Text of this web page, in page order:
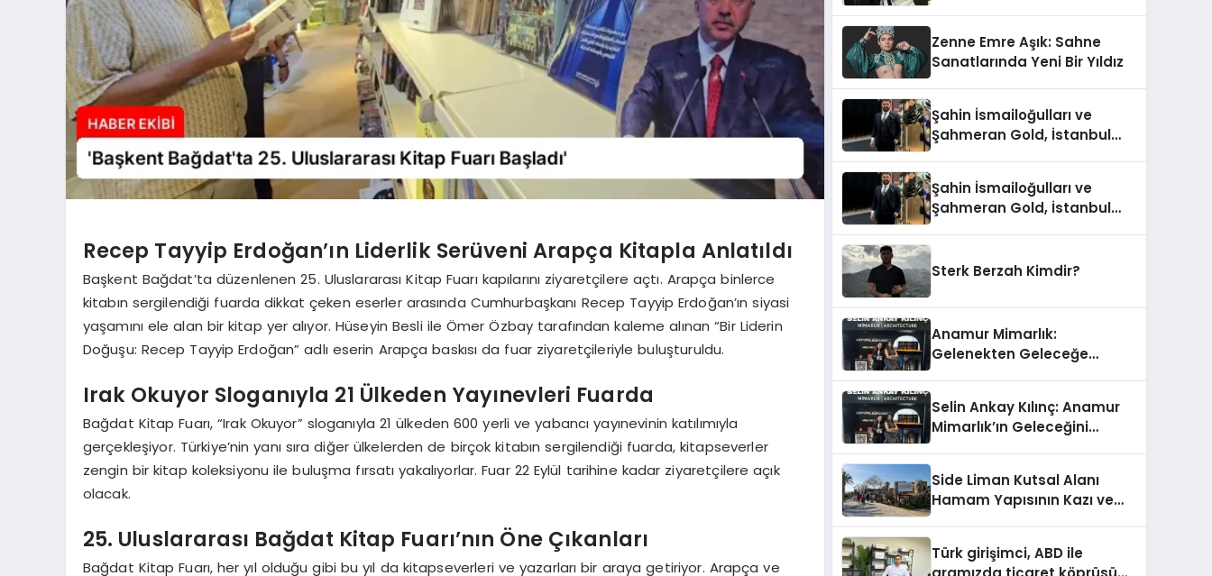
Recep Tayyip Erdoğan’ın Liderlik Serüveni Arapça Kitapla Anlatıldı
Başkent Bağdat’ta düzenlenen 25. Uluslararası Kitap Fuarı kapılarını ziyaretçilere açtı. Arapça binlerce
kitabın sergilendiği fuarda dikkat çeken eserler arasında Cumhurbaşkanı Recep Tayyip Erdoğan’ın siyasi
yaşamını ele alan bir kitap yer alıyor. Hüseyin Besli ile Ömer Özbay tarafından kaleme alınan “Bir Liderin
Doğuşu: Recep Tayyip Erdoğan” adlı eserin Arapça baskısı da fuar ziyaretçileriyle buluşturuldu.
Irak Okuyor Sloganıyla 21 Ülkeden Yayınevleri Fuarda
Bağdat Kitap Fuarı, “Irak Okuyor” sloganıyla 21 ülkeden 600 yerli ve yabancı yayınevinin katılımıyla
gerçekleşiyor. Türkiye’nin yanı sıra diğer ülkelerden de birçok kitabın sergilendiği fuarda, kitapseverler
zengin bir kitap koleksiyonu ile buluşma fırsatı yakalıyorlar. Fuar 22 Eylül tarihine kadar ziyaretçilere açık
olacak.
25. Uluslararası Bağdat Kitap Fuarı’nın Öne Çıkanları
Bağdat Kitap Fuarı, her yıl olduğu gibi bu yıl da kitapseverleri ve yazarları bir araya getiriyor. Arapça ve
Zenne Emre Aşık: Sahne
Sanatlarında Yeni Bir Yıldız
Şahin İsmailoğulları ve
Şahmeran Gold, İstanbul
Şahin İsmailoğulları ve
Şahmeran Gold, İstanbul
Sterk Berzah Kimdir?
Anamur Mimarlık:
Gelenekten Geleceğe
Selin Ankay Kılınç: Anamur
Mimarlık’ın Geleceğini
Side Liman Kutsal Alanı
Hamam Yapısının Kazı ve
Katkılarıyla Tamamlandı
Türk girişimci, ABD ile